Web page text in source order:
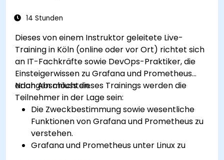
Systemverfügbarkeit und -performance
14 Stunden
Dieses von einem Instruktor geleitete Live-
Training in Köln (online oder vor Ort) richtet sich
an IT-Fachkräfte sowie DevOps-Praktiker, die
Einsteigerwissen zu Grafana und Prometheus
erlangen möchten.
Nach Abschluss dieses Trainings werden die
Teilnehmer in der Lage sein:
Die Zweckbestimmung sowie wesentliche
Funktionen von Grafana und Prometheus zu
verstehen.
Grafana und Prometheus unter Linux zu